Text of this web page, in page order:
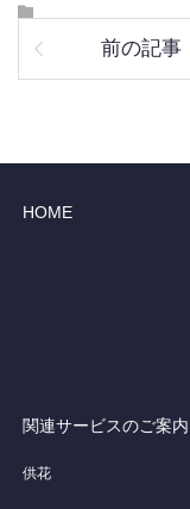
前の記事
HOME
関連サービスのご案内
供花